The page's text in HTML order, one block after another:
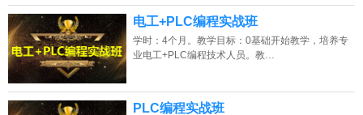
电工+PLC编程实战班
学时：4个月。教学目标：0基础开始教学，培养专
业电工+PLC编程技术人员。教…
PLC编程实战班